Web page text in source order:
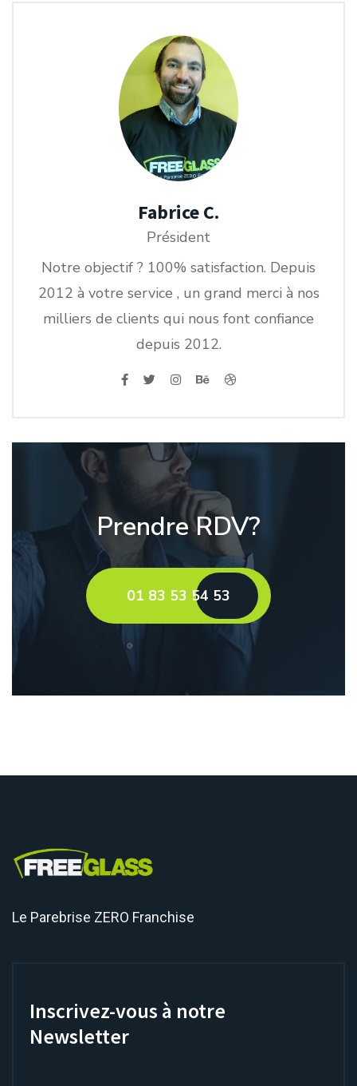
Fabrice C.
Président
Notre objectif ? 100% satisfaction. Depuis
2012 à votre service , un grand merci à nos
milliers de clients qui nous font confiance
depuis 2012.
Prendre RDV?
01 83 53 54 53
Le Parebrise ZERO Franchise
Inscrivez-vous à notre
Newsletter